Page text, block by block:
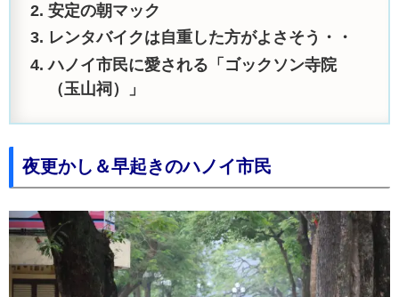
安定の朝マック
レンタバイクは自重した方がよさそう・・
ハノイ市民に愛される「ゴックソン寺院
（玉山祠）」
夜更かし＆早起きのハノイ市民